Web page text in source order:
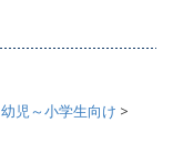
幼児～小学生向け >